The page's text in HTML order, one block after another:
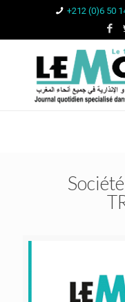
+212 (0)6 50